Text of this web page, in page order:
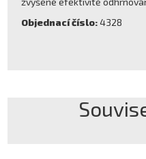
Objednací číslo:4328